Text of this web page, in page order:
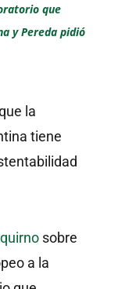
que
y Pereda pidió
la
tiene
sobre
a la